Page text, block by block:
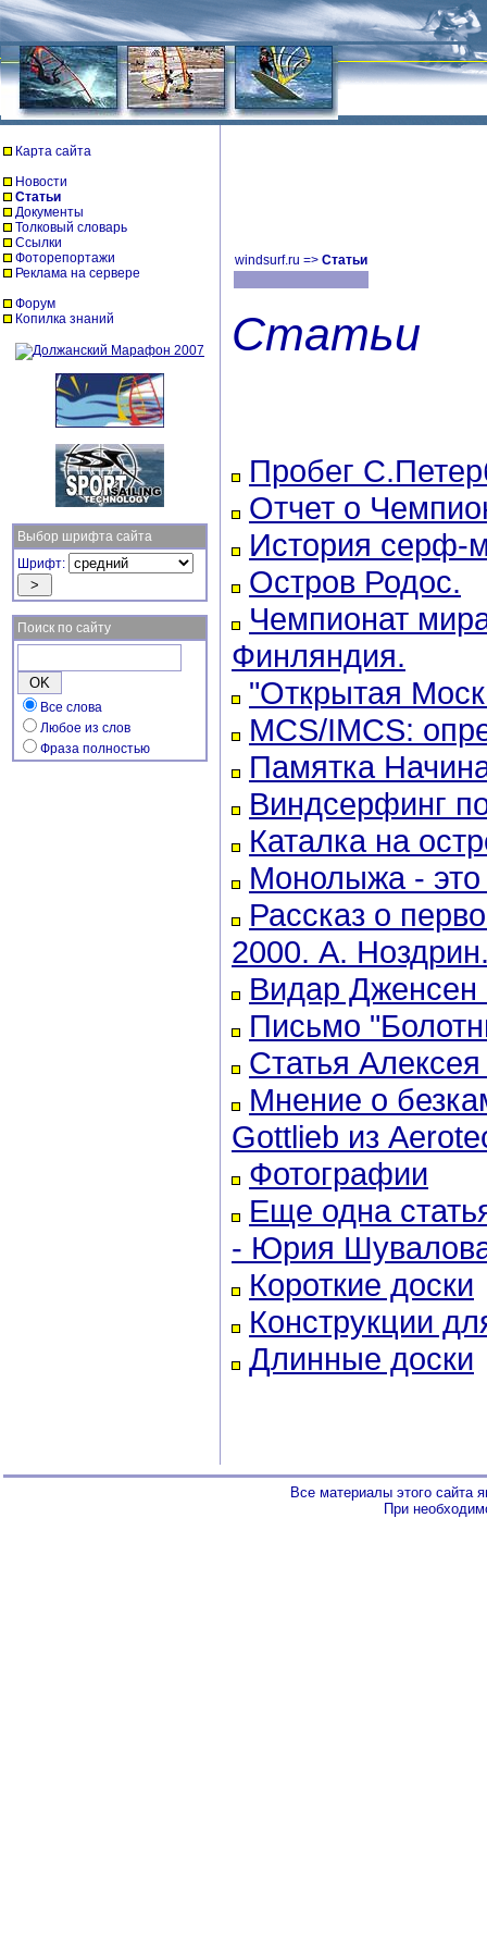
Карта сайта
Новости
Статьи
Документы
Толковый словарь
Ссылки
Фоторепортажи
Реклама на сервере
Форум
Копилка знаний
Выбор шрифта сайта
Шрифт:
Поиск по сайту
Все слова
Любое из слов
Фраза полностью
windsurf.ru => Статьи
Статьи
Пробег
Отчет о
История серф-
Остров Родос.
Чемпионат
Финляндия.
"Открытая
MCS/IMCS:
Памятка
Виндсерфинг
Каталка на
Монолыжа - это
Рассказ о
2000. А.
Видар Дженсен
Письмо
Статья
Мнение о
Gottlieb из
Фотографии
Еще одна
- Юрия
Короткие доски
Конструкции
Длинные доски
Все материалы этого сайта
При